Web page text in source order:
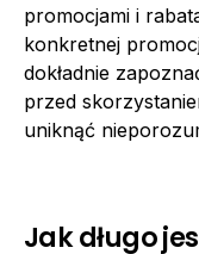
promocjami i
konkretnej
dokładnie
przed
uniknąć
Jak długo